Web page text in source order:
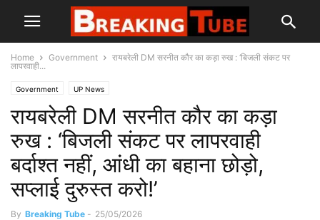
Home Government
रायबरेली DM सरनीत कौर का कड़ा रुख : ‘बिजली संकट पर
लापरवाही...
Government UP News
रायबरेली DM सरनीत कौर का कड़ा
रुख : ‘बिजली संकट पर लापरवाही
बर्दाश्त नहीं, आंधी का बहाना छोड़ो,
सप्लाई दुरुस्त करो!’
By Breaking Tube - 25/05/2026